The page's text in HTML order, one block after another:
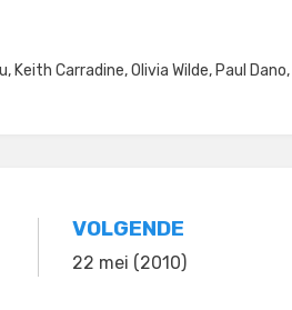
, Keith Carradine,Olivia Wilde, Paul Dano,
VOLGENDE
22 mei (2010)